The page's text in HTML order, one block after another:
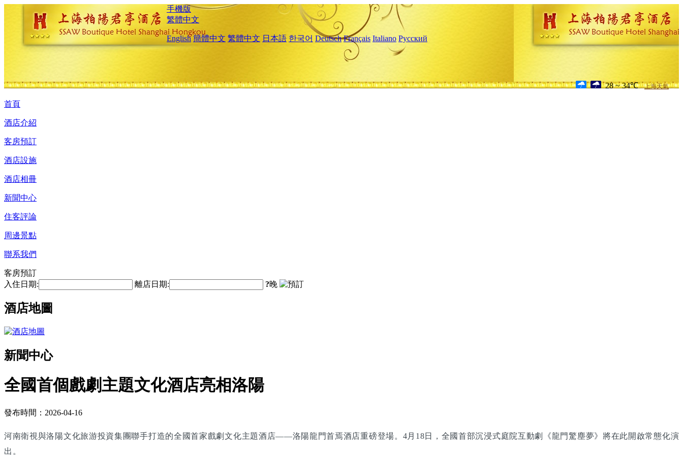
手機版
繁體中文
English 簡體中文 繁體中文 日本語 한국어 Deutsch Français Italiano Русский
28 ~ 34℃ 上海天氣
首頁
酒店介紹
客房預訂
酒店設施
酒店相冊
新聞中心
住客評論
周邊景點
聯系我們
客房預訂
入住日期:
離店日期: ?晚
酒店地圖
新聞中心
全國首個戲劇主題文化酒店亮相洛陽
發布時間：2026-04-16
河南衛視與洛陽文化旅游投資集團聯手打造的全國首家戲劇文化主題酒店——洛陽龍門首焉酒店重磅登場。4月18日，全國首部沉浸式庭院互動劇《龍門驚塵夢》將在此開啟常態化演
出。